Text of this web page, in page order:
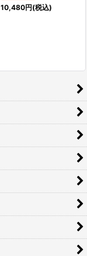
10,480円(税込)